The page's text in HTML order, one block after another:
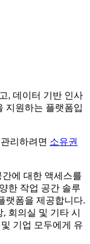
, 데이터 기반 인사
지원하는 플랫폼입
리하려면 소유권
에 대한 액세스를
한 작업 공간 솔루
랫폼을 제공합니다.
회의실 및 기타 시
기업 모두에게 유